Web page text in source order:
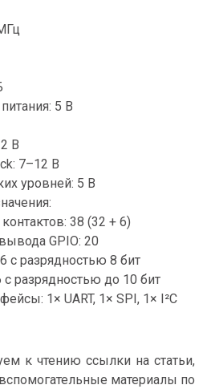
5 В
В
7–12 В
уровней: 5 В
38 (32 + 6)
GPIO: 20
с разрядностью 8 бит
разрядностью до 10 бит
1× UART, 1× SPI, 1× I²C
к чтению ссылки на статьи,
материалы по